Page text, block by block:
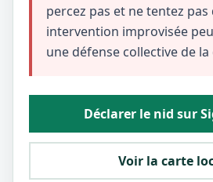
percez pas et ne tentez pas
intervention improvisée
une défense collective de la
Déclarer le nid sur
Voir la carte